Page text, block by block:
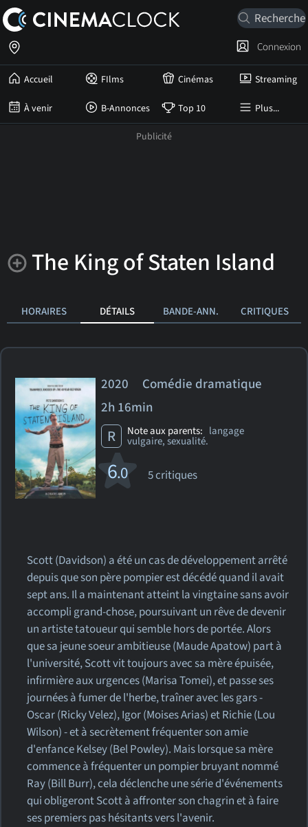
Accueil FIlms Cinémas Streaming
À venir B-Annonces Top 10 Plus...
Connexion
The King of Staten Island
HORAIRES DÉTAILS BANDE-ANN. CRITIQUES
2020 Comédie dramatique
2h 16min
R Note aux parents: langage
vulgaire, sexualité.
6.0 5 critiques
Scott (Davidson) a été un cas de développement arrêté
depuis que son père pompier est décédé quand il avait
sept ans. Il a maintenant atteint la vingtaine sans avoir
accompli grand-chose, poursuivant un rêve de devenir
un artiste tatoueur qui semble hors de portée. Alors
que sa jeune soeur ambitieuse (Maude Apatow) part à
l'université, Scott vit toujours avec sa mère épuisée,
infirmière aux urgences (Marisa Tomei), et passe ses
journées à fumer de l'herbe, traîner avec les gars -
Oscar (Ricky Velez), Igor (Moises Arias) et Richie (Lou
Wilson) - et à secrètement fréquenter son amie
d'enfance Kelsey (Bel Powley). Mais lorsque sa mère
commence à fréquenter un pompier bruyant nommé
Ray (Bill Burr), cela déclenche une série d'événements
qui obligeront Scott à affronter son chagrin et à faire
ses premiers pas hésitants vers l'avenir.